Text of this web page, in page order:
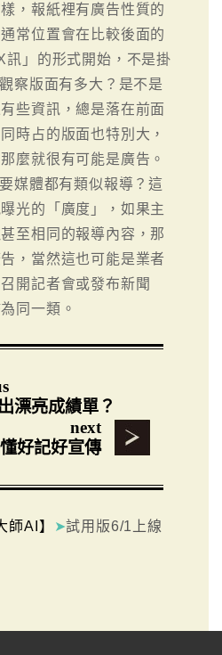
，報紙裡有廣告性質的
常位置會在比較後面的
訊」的形式開始，不是掛
察版面有多大？是不是
些資訊，總是落在前面
時占的版面也特別大，
麼就很有可能是廣告。
媒體都有類似報導？這
光的「廣度」，如果主
至相同的報導內容，那
，當然這也可能是業者
開記者會或發布新聞
同一類。
漂亮成績單？
next
好記好宣傳
師AI】 ➤試用版6/1上線